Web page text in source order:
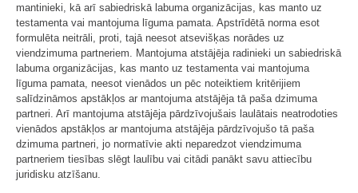
mantinieki, kā arī sabiedriskā labuma organizācijas, kas manto uz
testamenta vai mantojuma līguma pamata. Apstrīdētā norma esot
formulēta neitrāli, proti, tajā neesot atsevišķas norādes uz
viendzimuma partneriem. Mantojuma atstājēja radinieki un sabiedriskā
labuma organizācijas, kas manto uz testamenta vai mantojuma
līguma pamata, neesot vienādos un pēc noteiktiem kritērijiem
salīdzināmos apstākļos ar mantojuma atstājēja tā paša dzimuma
partneri. Arī mantojuma atstājēja pārdzīvojušais laulātais neatrodoties
vienādos apstākļos ar mantojuma atstājēja pārdzīvojušo tā paša
dzimuma partneri, jo normatīvie akti neparedzot viendzimuma
partneriem tiesības slēgt laulību vai citādi panākt savu attiecību
juridisku atzīšanu.